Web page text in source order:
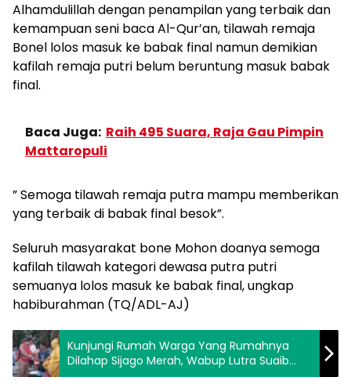
Alhamdulillah dengan penampilan yang terbaik dan
kemampuan seni baca Al-Qur’an, tilawah remaja
Bonel lolos masuk ke babak final namun demikian
kafilah remaja putri belum beruntung masuk babak
final.
Baca Juga: Raih 495 Suara, Raja Gau Pimpin
Mattaropuli
” Semoga tilawah remaja putra mampu memberikan
yang terbaik di babak final besok”.
Seluruh masyarakat bone Mohon doanya semoga
kafilah tilawah kategori dewasa putra putri
semuanya lolos masuk ke babak final, ungkap
habiburahman (TQ/ADL-AJ)
Kunjungi Rumah Warga Yang Rumahnya
Dilahap Sijago Merah, Wabup Lutra Suaib
Mansur Beri Bantuan, Motivasi dan